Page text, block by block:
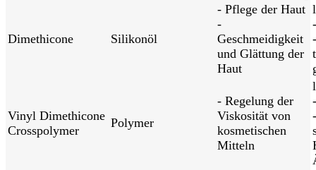
Dimethicone Silikonöl
- Pflege der Haut
-
Geschmeidigkeit
und Glättung der
Haut
Vinyl Dimethicone
Crosspolymer
Polymer
- Regelung der
Viskosität von
kosmetischen
Mitteln